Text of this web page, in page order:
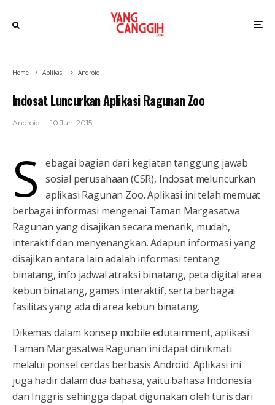
Home Aplikasi Android
Indosat Luncurkan Aplikasi Ragunan Zoo
Android · 10 Juni 2015
S
ebagai bagian dari kegiatan tanggung jawab
sosial perusahaan (CSR), Indosat meluncurkan
aplikasi Ragunan Zoo. Aplikasi ini telah memuat
berbagai informasi mengenai Taman Margasatwa
Ragunan yang disajikan secara menarik, mudah,
interaktif dan menyenangkan. Adapun informasi yang
disajikan antara lain adalah informasi tentang
binatang, info jadwal atraksi binatang, peta digital area
kebun binatang, games interaktif, serta berbagai
fasilitas yang ada di area kebun binatang.
Dikemas dalam konsep mobile edutainment, aplikasi
Taman Margasatwa Ragunan ini dapat dinikmati
melalui ponsel cerdas berbasis Android. Aplikasi ini
juga hadir dalam dua bahasa, yaitu bahasa Indonesia
dan Inggris sehingga dapat digunakan oleh turis dari